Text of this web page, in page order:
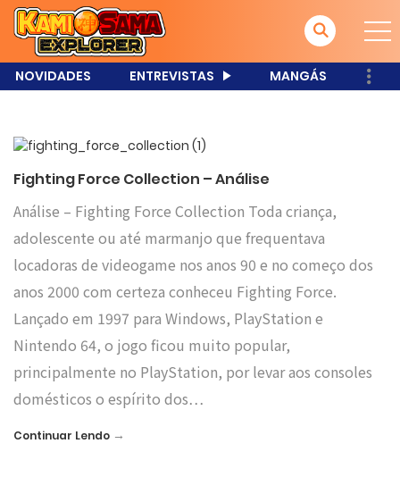
NOVIDADES ENTREVISTAS MANGÁS
Fighting Force Collection – Análise
Análise – Fighting Force Collection Toda criança,
adolescente ou até marmanjo que frequentava
locadoras de videogame nos anos 90 e no começo dos
anos 2000 com certeza conheceu Fighting Force.
Lançado em 1997 para Windows, PlayStation e
Nintendo 64, o jogo ficou muito popular,
principalmente no PlayStation, por levar aos consoles
domésticos o espírito dos…
Continuar Lendo →